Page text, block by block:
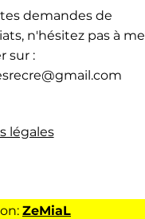
demandes de
n'hésitez pas à me
sur :
légales
ZeMiaL